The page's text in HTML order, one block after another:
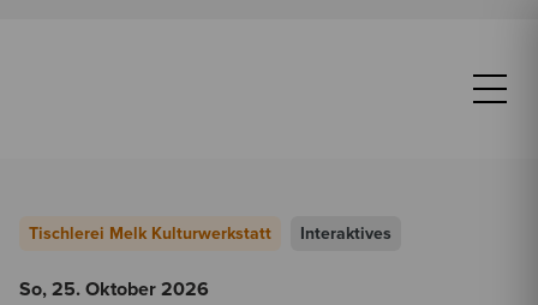
Tischlerei Melk Kulturwerkstatt Interaktives
So, 25. Oktober 2026